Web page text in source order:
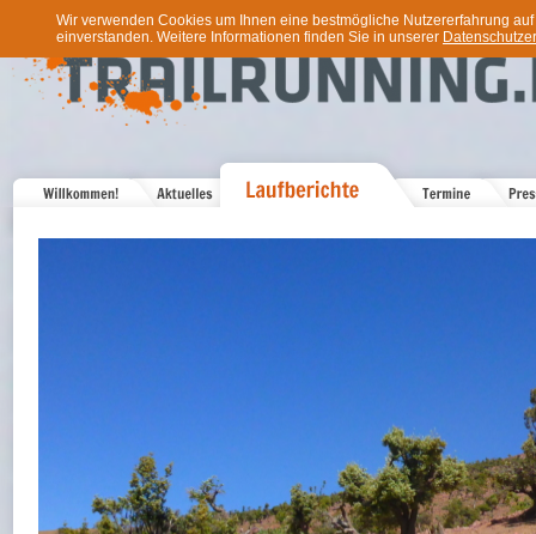
Wir verwenden Cookies um Ihnen eine bestmögliche Nutzererfahrung
einverstanden. Weitere Informationen finden Sie in unserer